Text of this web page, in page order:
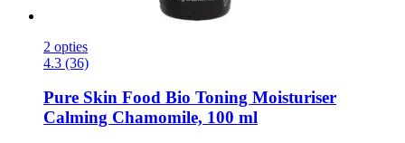
2 opties
4.3 (36)
Pure Skin Food Bio Toning Moisturiser
Calming Chamomile, 100 ml